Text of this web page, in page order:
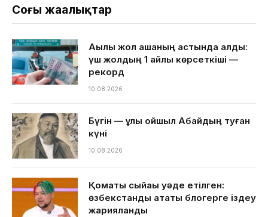
Соңғы жаңалықтар
Ақылы жол ақшаның астында қалды:
үш жолдың 1 айлық көрсеткіші —
рекорд
10.08.2026
Бүгін — ұлы ойшыл Абайдың туған
күні
10.08.2026
Қомақты сыйақы уәде етілген:
өзбекстандық атақты блогерге іздеу
жарияланды